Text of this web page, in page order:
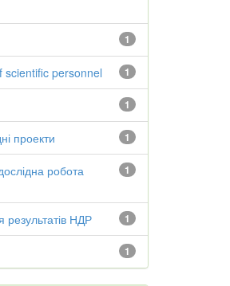
1
1
scientific personnel
1
1
проекти
1
робота
1
результатів НДР
1